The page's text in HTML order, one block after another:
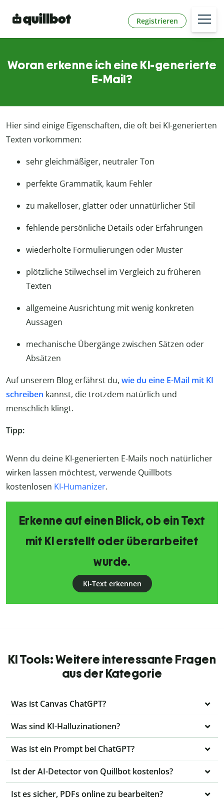
Registrieren
Woran erkenne ich eine KI-generierte
E-Mail?
Hier sind einige Eigenschaften, die oft bei KI-generierten
Texten vorkommen:
sehr gleichmäßiger, neutraler Ton
perfekte Grammatik, kaum Fehler
zu makelloser, glatter oder unnatürlicher Stil
fehlende persönliche Details oder Erfahrungen
wiederholte Formulierungen oder Muster
plötzliche Stilwechsel im Vergleich zu früheren
Texten
allgemeine Ausrichtung mit wenig konkreten
Aussagen
mechanische Übergänge zwischen Sätzen oder
Absätzen
Auf unserem Blog erfährst du, wie du eine E-Mail mit KI
schreiben kannst, die trotzdem natürlich und
menschlich klingt.
Tipp:
Wenn du deine KI-generierten E-Mails noch natürlicher
wirken lassen möchtest, verwende Quillbots
kostenlosen KI-Humanizer.
Erkenne auf einen Blick, ob ein Text
mit KI erstellt oder überarbeitet
wurde.
KI-Text erkennen
KI Tools: Weitere interessante Fragen
aus der Kategorie
Was ist Canvas ChatGPT?
Was sind KI-Halluzinationen?
Was ist ein Prompt bei ChatGPT?
Ist der AI-Detector von Quillbot kostenlos?
Ist es sicher, PDFs online zu bearbeiten?